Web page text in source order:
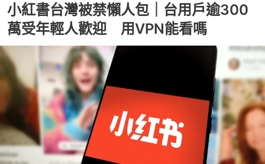
小紅書台灣被禁懶人包｜台用戶逾300
萬受年輕人歡迎 用VPN能看嗎